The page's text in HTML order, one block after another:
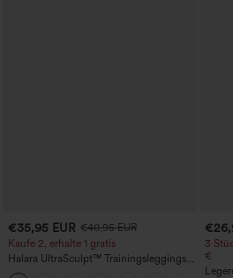
€35,95 EUR €40,95 EUR
Kaufe 2, erhalte 1 gratis
Halara UltraSculpt™ Trainingsleggings
mit hohem Bund – raffende Push-up-
3
€